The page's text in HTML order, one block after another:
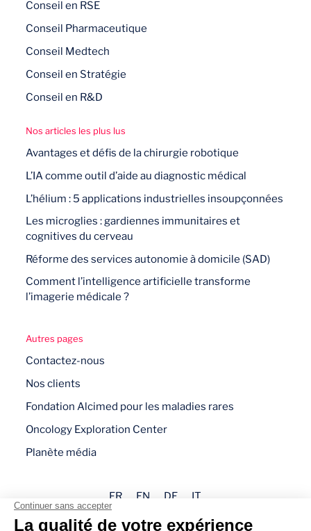
Conseil en RSE
Conseil Pharmaceutique
Conseil Medtech
Conseil en Stratégie
Conseil en R&D
Nos articles les plus lus
Avantages et défis de la chirurgie robotique
L’IA comme outil d’aide au diagnostic médical
L’hélium : 5 applications industrielles insoupçonnées
Les microglies : gardiennes immunitaires et
cognitives du cerveau
Réforme des services autonomie à domicile (SAD)
Comment l’intelligence artificielle transforme
l’imagerie médicale ?
Autres pages
Contactez-nous
Nos clients
Fondation Alcimed pour les maladies rares
Oncology Exploration Center
Planète média
FR EN DE IT